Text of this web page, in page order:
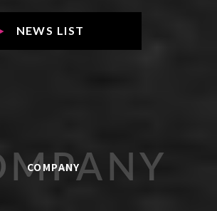
NEWS LIST
COMPANY